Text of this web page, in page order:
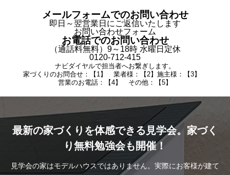
メールフォームでのお問い合わせ
即日～翌営業日にご返信いたします
お問い合わせフォーム
お電話でのお問い合わせ
（通話料無料）9～18時 水曜日定休
0120-712-415
ナビダイヤルで担当者へお繋ぎします。
家づくりのお問合せ：【1】 業者様：【2】施主様：【3】
営業のお電話：【4】 その他：【5】
最新の家づくりを体感できる見学会。家づく
り無料勉強会も開催！
見学会の家はモデルハウスではありません。実際にお客様が建て